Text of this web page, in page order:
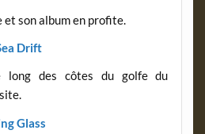
et son album en profite.
Drift
long des côtes du golfe du
Glass